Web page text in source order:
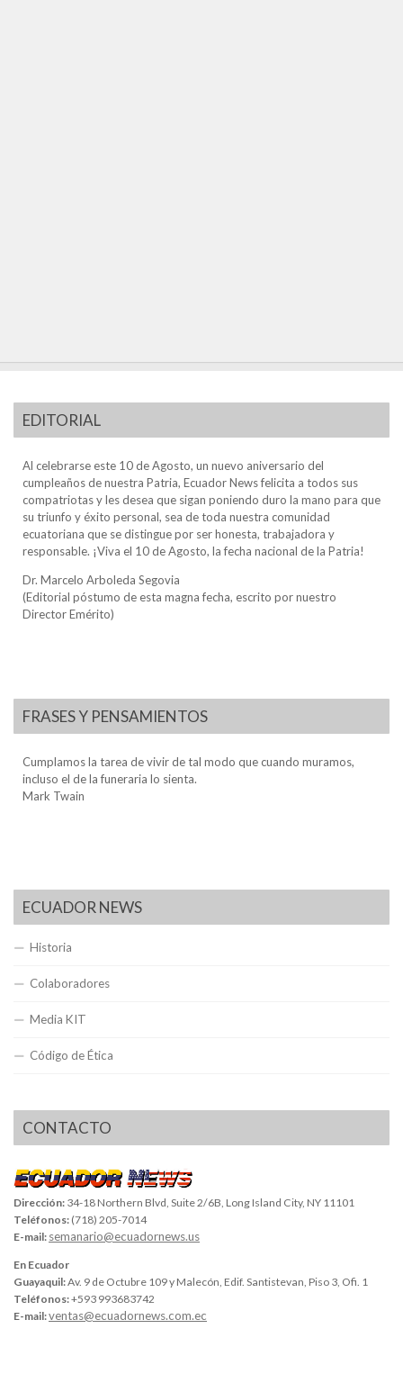
EDITORIAL
Al celebrarse este 10 de Agosto, un nuevo aniversario del
cumpleaños de nuestra Patria, Ecuador News felicita a todos sus
compatriotas y les desea que sigan poniendo duro la mano para que
su triunfo y éxito personal, sea de toda nuestra comunidad
ecuatoriana que se distingue por ser honesta, trabajadora y
responsable. ¡Viva el 10 de Agosto, la fecha nacional de la Patria!
Dr. Marcelo Arboleda Segovia
(Editorial póstumo de esta magna fecha, escrito por nuestro
Director Emérito)
FRASES Y PENSAMIENTOS
Cumplamos la tarea de vivir de tal modo que cuando muramos,
incluso el de la funeraria lo sienta.
Mark Twain
ECUADOR NEWS
Historia
Colaboradores
Media KIT
Código de Ética
CONTACTO
Dirección: 34-18 Northern Blvd, Suite 2/6B, Long Island City, NY 11101
Teléfonos: (718) 205-7014
E-mail: semanario@ecuadornews.us
En Ecuador
Guayaquil:Av. 9 de Octubre 109 y Malecón, Edif. Santistevan, Piso 3, Ofi. 1
Teléfonos:+593 993683742
E-mail:ventas@ecuadornews.com.ec